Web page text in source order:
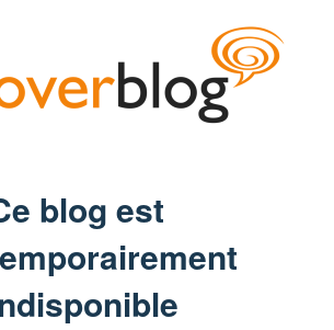
blog est